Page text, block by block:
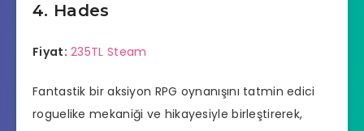
4. Hades
Fiyat: 235TL Steam
Fantastik bir aksiyon RPG oynanışını tatmin edici
roguelike mekaniği ve hikayesiyle birleştirerek,